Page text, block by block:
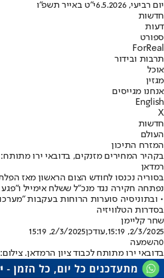
יום רביעי, 6.5.2026
י"ט באייר תשפ"ו
חדשות
דעות
ספורט
ForReal
תרבות ובידור
אוכל
מגזין
אנחנו מגייסים
English
X
חדשות
העולם
המזרח התיכון
בקהיר המחירים מזנקים, בדובאי ירו מתותח:
רמדאן
בסוריה נכנסו לחודש הצום הראשון מאז
נפתחה חקירה נגד מנכ"ל ששלח אימייל
• ובתוניסיה סוערות הרוחות בעקבות
בסדרות הטלוויזיה
שחר קליימן
2/3/2025, 15:19
,עודכן2/3/2025, 15:19
0השמעה
בדובאי ירו מתותח לכבוד ציון הרמדאן.